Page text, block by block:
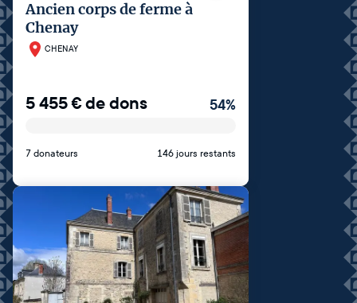
Ancien corps de ferme à
Chenay
CHENAY
5 455€de dons 54%
7 donateurs 146 jours restants